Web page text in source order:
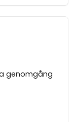
genomgång